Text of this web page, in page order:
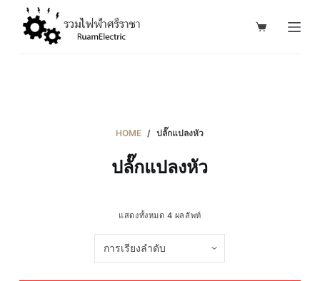
HOME / ปลั๊กแปลงหัว
ปลั๊กแปลงหัว
แสดงทั้งหมด 4 ผลลัพท์